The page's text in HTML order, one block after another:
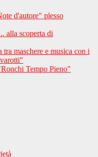
d'autore" plesso
alla scoperta di
tra maschere e musica con i
Tempo Pieno"